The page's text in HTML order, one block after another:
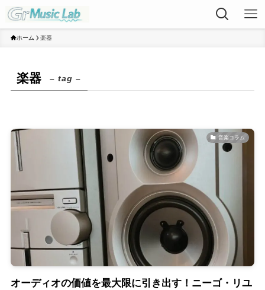
ホーム 楽器
楽器 – tag –
音楽コラム
オーディオの価値を最大限に引き出す！ニーゴ・リユ